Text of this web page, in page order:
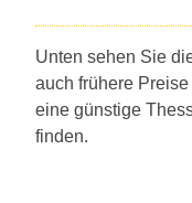
Unten sehen Sie
auch frühere
eine günstige
finden.